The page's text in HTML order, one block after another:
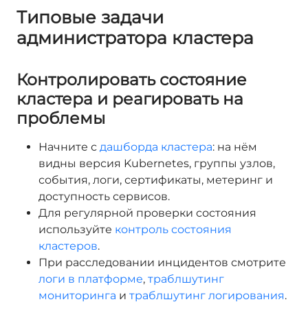
Типовые задачи
администратора кластера
Контролировать состояние
кластера и реагировать на
проблемы
Начните с дашборда кластера: на нём
видны версия Kubernetes, группы узлов,
события, логи, сертификаты, метеринг и
доступность сервисов.
Для регулярной проверки состояния
используйте контроль состояния
кластеров.
При расследовании инцидентов смотрите
логи в платформе, траблшутинг
мониторинга и траблшутинг логирования.